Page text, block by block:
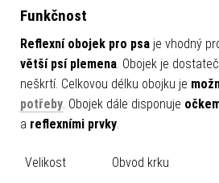
Funkčnost
Reflexní obojek pro psa je vhodný
větší psí plemena. Obojek je
neškrtí. Celkovou délku obojku je
potřeby. Obojek dále disponuje
a reflexními prvky.
Velikost Obvod krku